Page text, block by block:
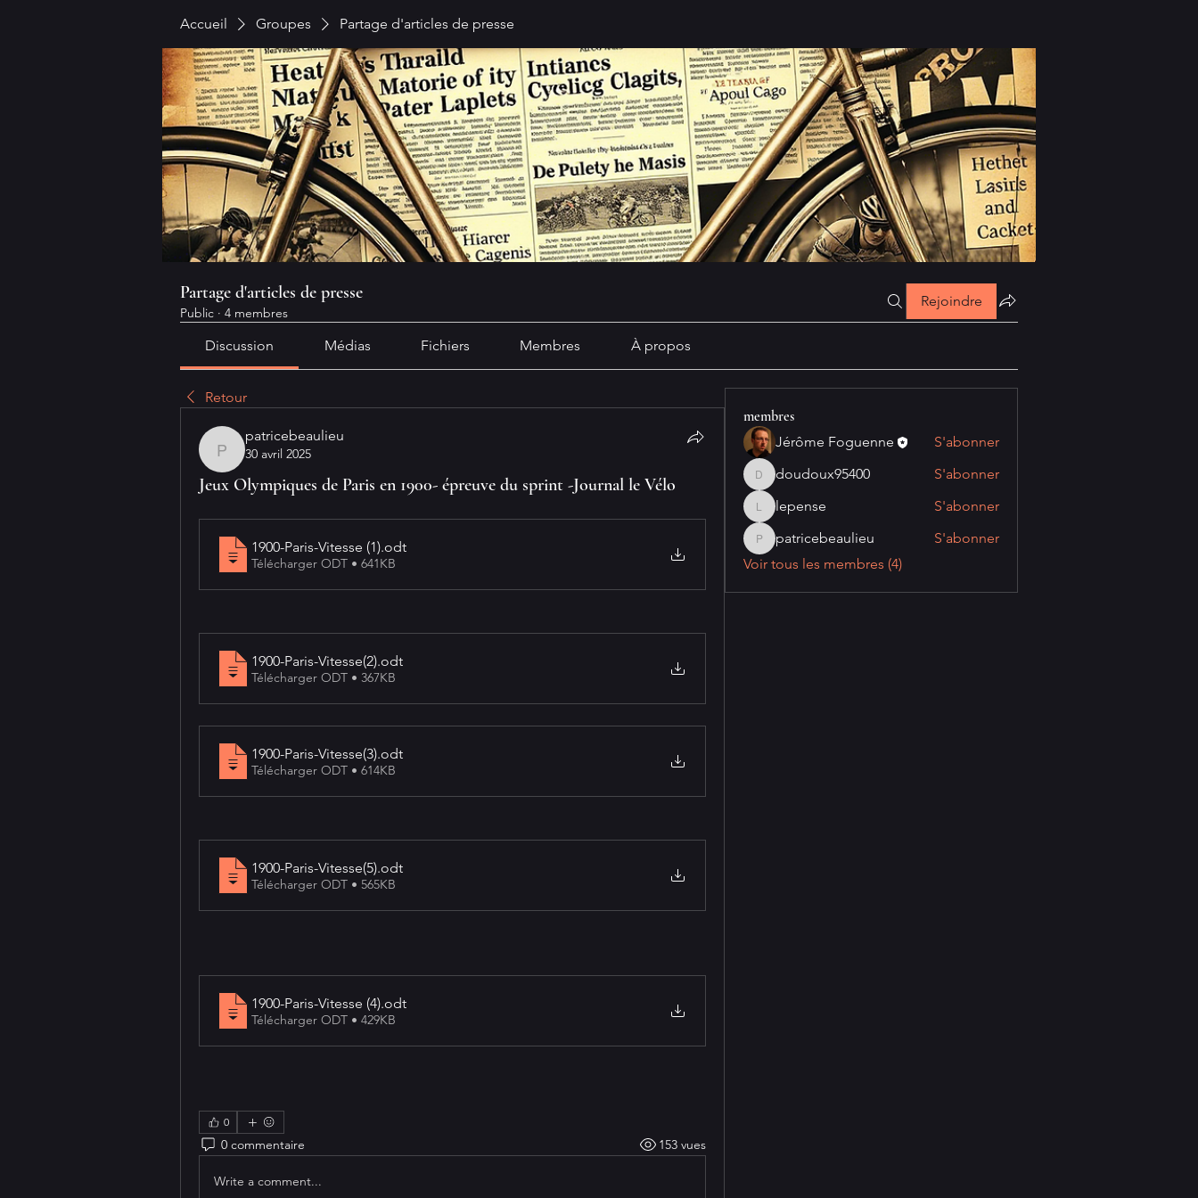
Accueil Groupes Partage d'articles de presse
Partage d'articles de presse
Public · 4 membres
Rejoindre
Discussion Médias Fichiers Membres À propos
Retour
patricebeaulieu
patricebeaulieu
30 avril 2025
Jeux Olympiques de Paris en 1900- épreuve du sprint -Journal le Vélo
1900-Paris-Vitesse (1).odt
Télécharger ODT • 641KB
1900-Paris-Vitesse(2).odt
Télécharger ODT • 367KB
1900-Paris-Vitesse(3).odt
Télécharger ODT • 614KB
1900-Paris-Vitesse(5).odt
Télécharger ODT • 565KB
1900-Paris-Vitesse (4).odt
Télécharger ODT • 429KB
0
0 commentaire 153 vues
Write a comment...
membres
Jérôme Foguenne S'abonner
doudoux95400
doudoux95400 S'abonner
lepense
lepense S'abonner
patricebeaulieu
patricebeaulieu
S'abonner
Voir tous les membres (4)